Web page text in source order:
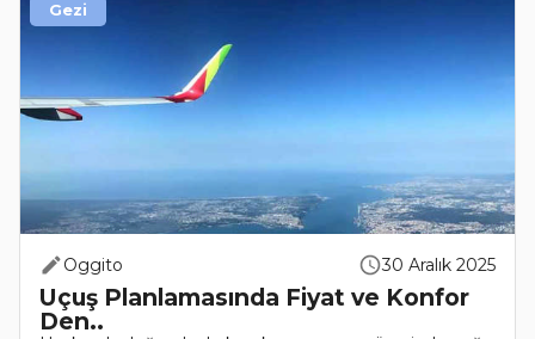
Oggito 30 Aralık 2025
Uçuş Planlamasında Fiyat ve Konfor
Den..
Gezi